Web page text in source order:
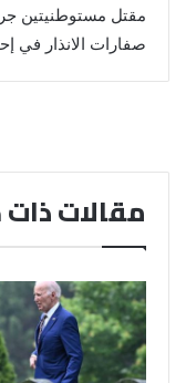
مقتل مستوطنيتين
صفارات الانذار في
مقالات